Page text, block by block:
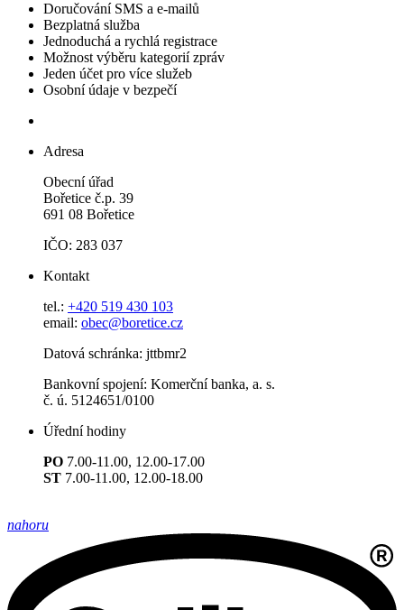
Doručování SMS a e-mailů
Bezplatná služba
Jednoduchá a rychlá registrace
Možnost výběru kategorií zpráv
Jeden účet pro více služeb
Osobní údaje v bezpečí
Adresa
Obecní úřad
Bořetice č.p. 39
691 08 Bořetice
IČO: 283 037
Kontakt
tel.: +420 519 430 103
email: obec@boretice.cz
Datová schránka: jttbmr2
Bankovní spojení: Komerční banka, a. s.
č. ú. 5124651/0100
Úřední hodiny
PO 7.00-11.00, 12.00-17.00
ST 7.00-11.00, 12.00-18.00
nahoru